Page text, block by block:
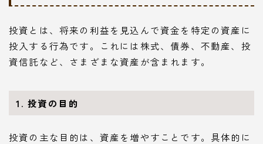
投資とは、将来の利益を見込んで資金を特定の資産に
投入する行為です。これには株式、債券、不動産、投
資信託など、さまざまな資産が含まれます。
1. 投資の目的
投資の主な目的は、資産を増やすことです。具体的に